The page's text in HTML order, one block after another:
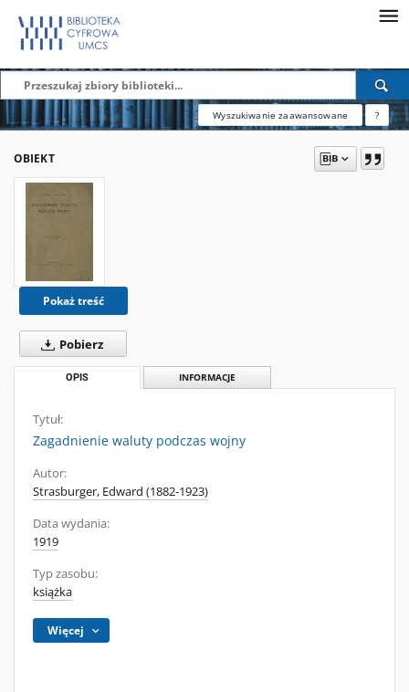
Wyszukiwanie zaawansowane ?
OBIEKT
Pokaż treść
Pobierz
OPIS INFORMACJE
Tytuł:
Zagadnienie waluty podczas wojny
Autor:
Strasburger, Edward (1882-1923)
Data wydania:
1919
Typ zasobu:
książka
Więcej